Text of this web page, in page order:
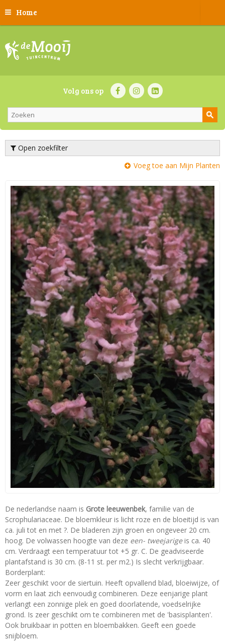
Home
Volg ons op
Open zoekfilter
Voeg toe aan Mijn Planten
De nederlandse naam is Grote leeuwenbek, familie van de
Scrophulariaceae. De bloemkleur is licht roze en de bloeitijd is van
ca. juli tot en met ?. De bladeren zijn groen en ongeveer 20 cm.
hoog. De volwassen hoogte van deze een- tweejarigeis ca. 40
cm. Verdraagt een temperatuur tot +5 gr. C. De geadviseerde
plantafstand is 30 cm. (8-11 st. per m2.) Is slecht verkrijgbaar.
Borderplant:
Zeer geschikt voor de siertuin. Heeft opvallend blad, bloeiwijze, of
vorm en laat zich eenvoudig combineren. Deze eenjarige plant
verlangt een zonnige plek en goed doorlatende, voedselrijke
grond. Is zeer geschikt om te combineren met de 'basisplanten'.
Ook bruikbaar in potten en bloembakken. Geeft een goede
snijbloem.